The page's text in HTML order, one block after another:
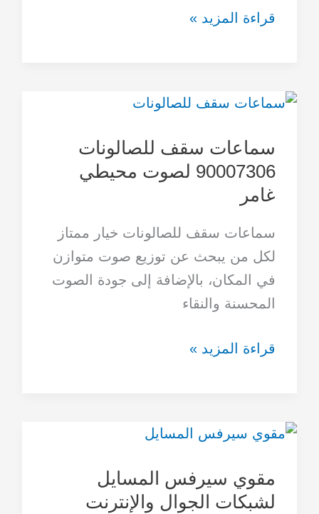
قراءة المزيد »
سماعات سقف للصالونات
90007306 لصوت محيطي
غامر
سماعات سقف للصالونات خيار ممتاز
لكل من يبحث عن توزيع صوت متوازن
في المكان، بالإضافة إلى جودة الصوت
المحسنة والنقاء
سماعات
للصالونات
90007306
لصوت
غامر
قراءة المزيد »
مقوي سيرفس المسايل
لشبكات الجوال والإنترنت
مقوي
المسايل
لشبكات